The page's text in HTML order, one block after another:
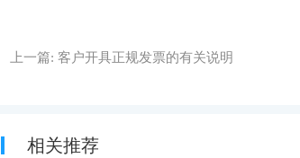
上一篇: 客户开具正规发票的有关说明
相关推荐